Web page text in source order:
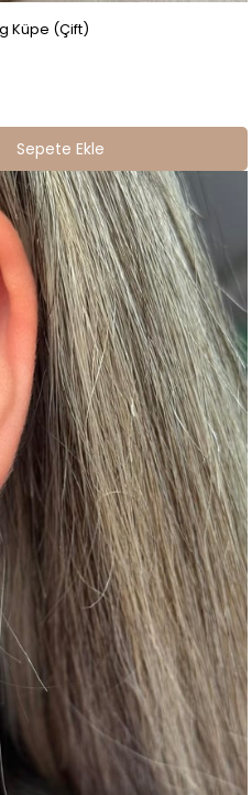
Küpe (Çift)
Sepete Ekle